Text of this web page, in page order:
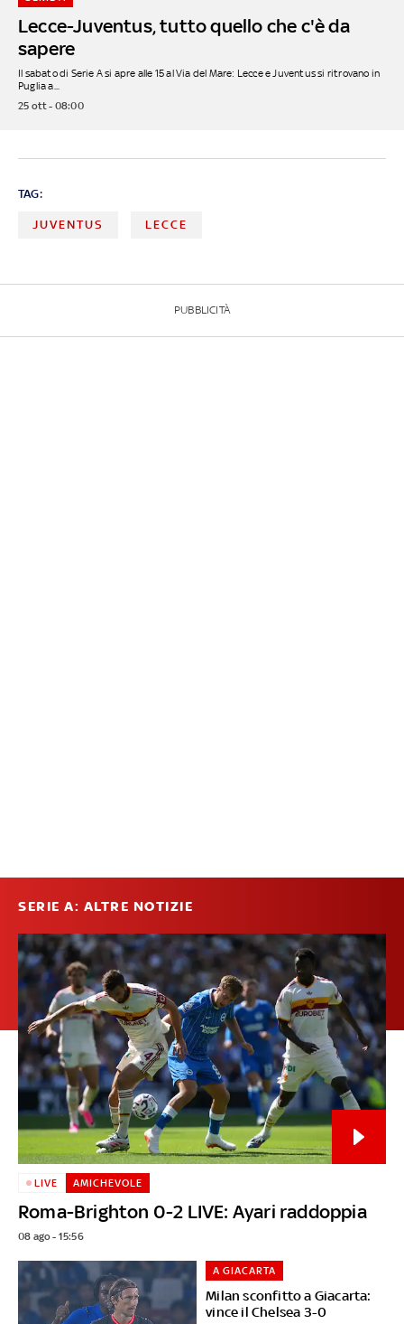
Lecce-Juventus, tutto quello che c'è da
sapere
Il sabato di Serie A si apre alle 15 al Via del Mare: Lecce e Juventus si ritrovano in
Puglia a...
25 ott - 08:00
TAG:
JUVENTUS LECCE
PUBBLICITÀ
SERIE A: ALTRE NOTIZIE
Roma-Brighton 0-2 LIVE: Ayari raddoppia
LIVE AMICHEVOLE
08 ago - 15:56
Milan sconfitto a Giacarta:
vince il Chelsea 3-0
A GIACARTA